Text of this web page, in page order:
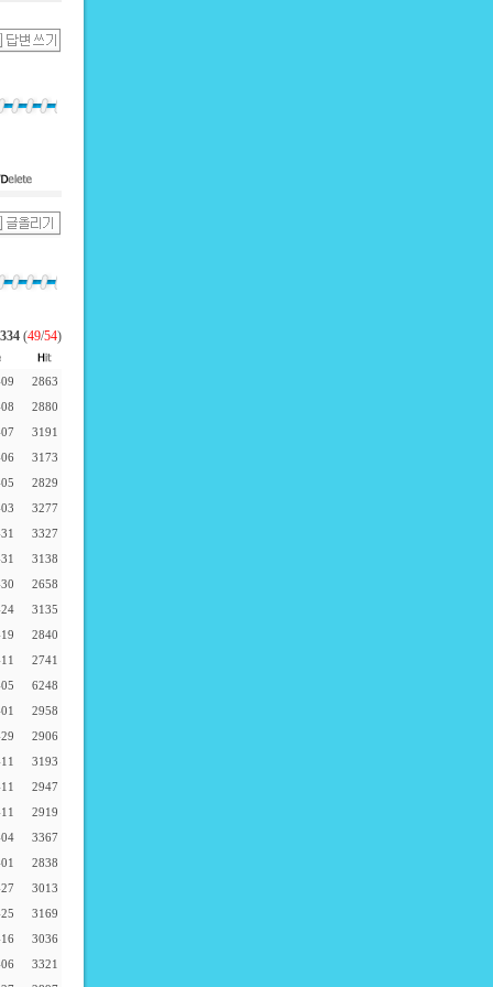
(49/54)
2863
2880
3191
3173
2829
3277
3327
3138
2658
3135
2840
2741
6248
2958
2906
3193
2947
2919
3367
2838
3013
3169
3036
3321